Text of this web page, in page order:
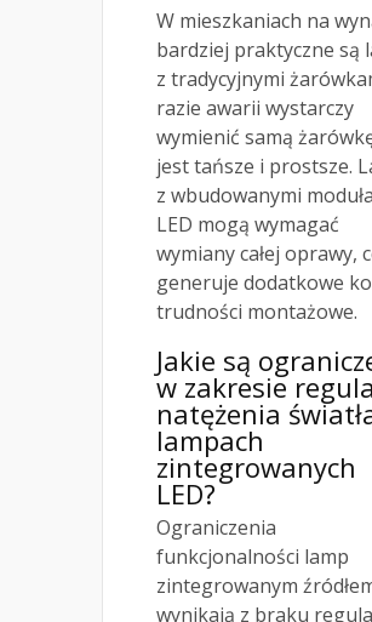
W mieszkaniach na
bardziej praktyczne są
z tradycyjnymi
razie awarii wystarczy
wymienić samą
jest tańsze i prostsze.
z wbudowanymi
LED mogą wymagać
wymiany całej oprawy,
generuje dodatkowe
trudności montażowe.
Jakie są
w zakresie
natężenia
lampach
zintegrowanych
LED?
Ograniczenia
funkcjonalności lamp
zintegrowanym
wynikają z braku